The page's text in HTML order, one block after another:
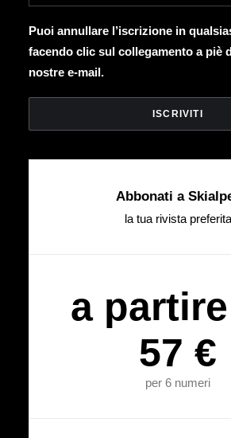
Puoi annullare l’iscrizione in
facendo clic sul collegamento a piè
nostre e-mail.
Abbonati a
la tua rivista preferita
a
57 €
per 6 numeri